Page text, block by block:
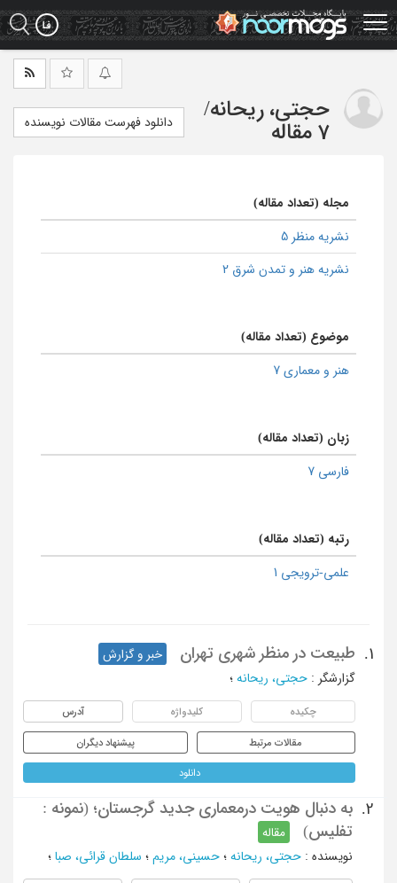
Skip
to
main
حجتی، ریحانه/
7 مقاله
دانلود فهرست مقالات نویسنده
مجله (تعداد مقاله)
نشریه منظر 5
نشریه هنر و تمدن شرق 2
موضوع (تعداد مقاله)
هنر و معماری 7
زبان (تعداد مقاله)
فارسی 7
رتبه (تعداد مقاله)
علمی-ترویجی 1
1. طبيعت در منظر شهری تهران
خبر و گزارش
گزارشگر : حجتی، ریحانه ؛
چکیده کلیدواژه آدرس
مقالات مرتبط پیشنهاد دیگران
دانلود
2.
به دنبال هویت درمعماری جدید گرجستان؛ (نمونه :
تفلیس)
مقاله
نویسنده : حجتی، ریحانه ؛ حسینی، مریم ؛ سلطان قرائی، صبا ؛